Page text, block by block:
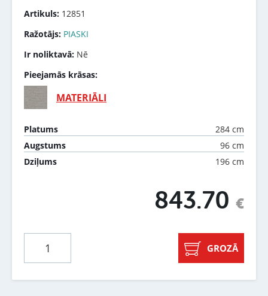
Artikuls: 12851
Ražotājs: PIASKI
Ir noliktavā: Nē
Pieejamās krāsas:
MATERIĀLI
Platums
284 cm
Augstums
96 cm
Dziļums
196 cm
843.70 €
GROZĀ